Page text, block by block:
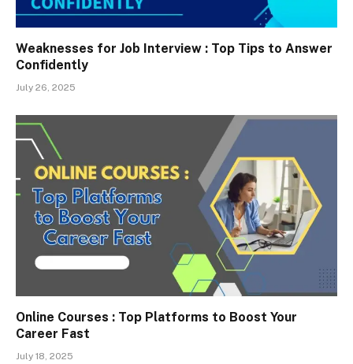
Weaknesses for Job Interview : Top Tips to Answer
Confidently
July 26, 2025
Online Courses : Top Platforms to Boost Your
Career Fast
July 18, 2025